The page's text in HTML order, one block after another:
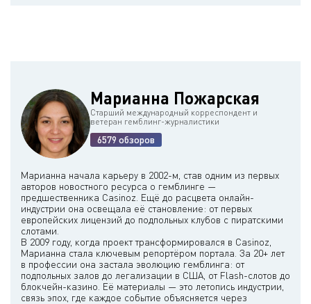
Марианна Пожарская
Старший международный корреспондент и
ветеран гемблинг-журналистики
6579 обзоров
Марианна начала карьеру в 2002-м, став одним из первых
авторов новостного ресурса о гемблинге —
предшественника Casinoz. Ещё до расцвета онлайн-
индустрии она освещала её становление: от первых
европейских лицензий до подпольных клубов с пиратскими
слотами.
В 2009 году, когда проект трансформировался в Casinoz,
Марианна стала ключевым репортёром портала. За 20+ лет
в профессии она застала эволюцию гемблинга: от
подпольных залов до легализации в США, от Flash-слотов до
блокчейн-казино. Её материалы — это летопись индустрии,
связь эпох, где каждое событие объясняется через